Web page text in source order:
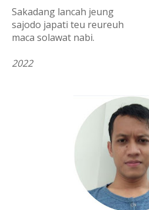
Sakadang lancah jeung
sajodo japati teu reureuh
maca solawat nabi.
2022